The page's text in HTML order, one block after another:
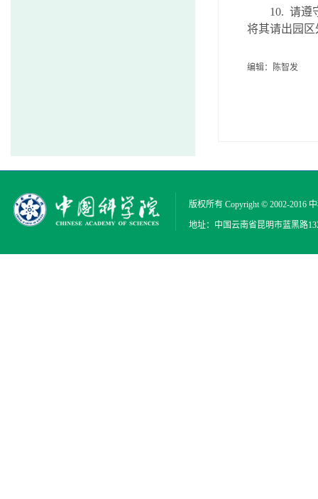
10. 请遵
将其请出园
编辑：陈智发
版权所有 Copyright © 2002-2016
地址：中国云南省昆明市蓝黑路